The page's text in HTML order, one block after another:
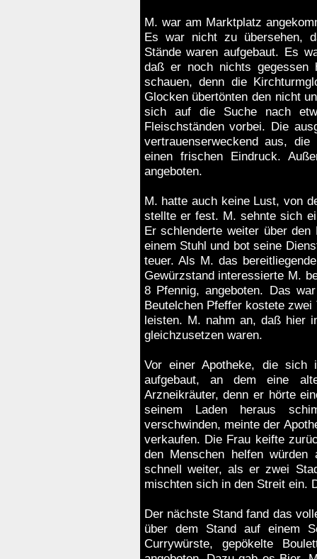
M. war am Marktplatz
Es war nicht zu übersehen,
Stände waren aufgebaut. Es
daß er noch nichts
schauen, denn die
Glocken übertönten den nicht
sich auf die Suche nach
Fleischständen vorbei. Die
vertrauenserweckend aus,
einen frischen Eindruck.
angeboten.
M. hatte auch keine Lust, von
stellte er fest. M. sehnte sich
Er schlenderte weiter über
einem Stuhl und bot seine
teuer. Als M. das
Gewürzstand interessierte M.
8 Pfennig, angeboten. Das
Beutelchen Pfeffer kostete
leisten. M. nahm an, daß hier
gleichzusetzen waren.
Vor einer Apotheke, die sich
aufgebaut, an dem eine
Arzneikräuter, denn er hörte
seinem Laden heraus
verschwinden, meinte der
verkaufen. Die Frau keifte
den Menschen helfen
schnell weiter, als er zwei
mischten sich in den Streit ein.
Der nächste Stand fand das
über dem Stand auf einem
Currywürste, gepökelte